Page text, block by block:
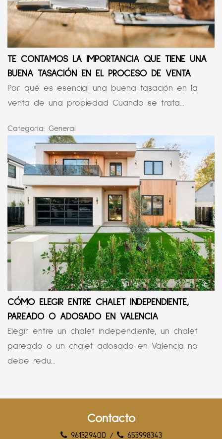
TE CONTAMOS LA IMPORTANCIA QUE TIENE UNA
BUENA TASACIÓN EN EL PROCESO DE VENTA
Por qué es esencial una buena tasación en la
venta de una propiedad Cuando se trata...
Categoría: General
CÓMO ELEGIR ENTRE CHALET INDEPENDIENTE,
PAREADO O ADOSADO EN VALENCIA
Elegir entre un chalet independiente, un chalet
pareado o un chalet adosado en Valencia no
debe redu...
Contacto
961329400 / 653998343